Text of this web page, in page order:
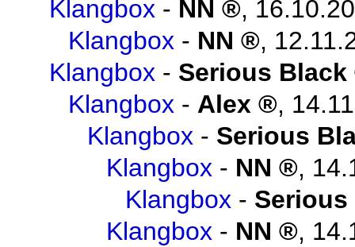
Klangbox - NN ,
Klangbox - NN ,
Klangbox - Serious Black
Klangbox - Alex ,
Klangbox - Serious
Klangbox - NN ,
Klangbox -
Klangbox - NN ,